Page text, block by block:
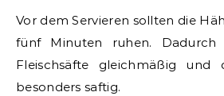
Vor dem Servieren sollten die
fünf Minuten ruhen. Dadurch
Fleischsäfte gleichmäßig und
besonders saftig.